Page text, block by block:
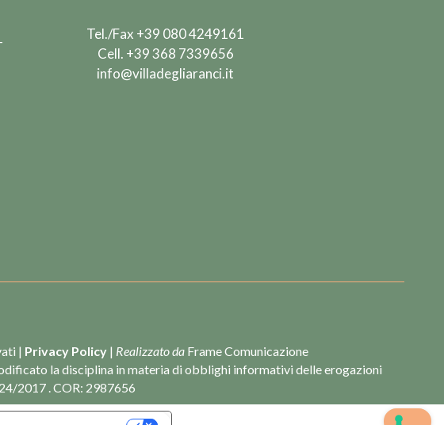
Tel./Fax +39 080 4249161
Cell. +39 368 7339656
info@villadegliaranci.it
| Privacy Policy| Realizzato da Frame Comunicazione
la disciplina in materia di obblighi informativi delle erogazioni
2017 . COR: 2987656